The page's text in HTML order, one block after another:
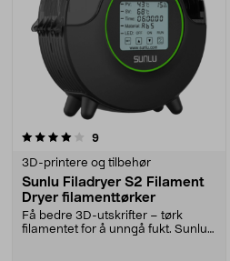
9anmeldelser
3D-printere og tilbehør
Sunlu Filadryer S2 Filament
Dryer filamenttørker
Få bedre 3D-utskrifter – tørk
filamentet for å unngå fukt. Sunlu
5.0 av 5 stjerner